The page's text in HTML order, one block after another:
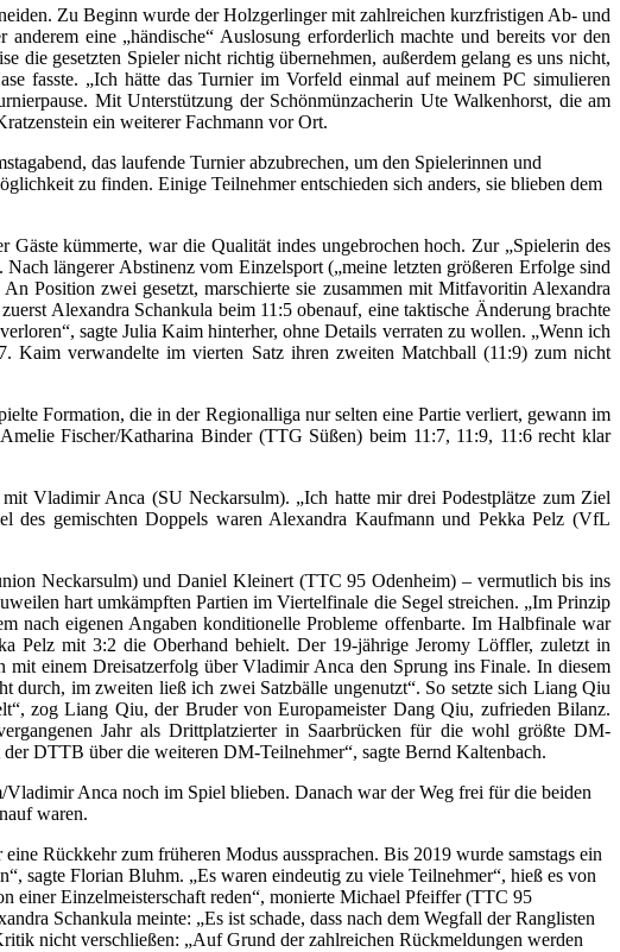
Zu Beginn wurde der Holzgerlinger mit zahlreichen kurzfristigen Ab- und
eine „händische“ Auslosung erforderlich machte und bereits vor den
die gesetzten Spieler nicht richtig übernehmen, außerdem gelang es uns nicht,
fasste. „Ich hätte das Turnier im Vorfeld einmal auf meinem PC simulieren
Mit Unterstützung der Schönmünzacherin Ute Walkenhorst, die am
ein weiterer Fachmann vor Ort.
das laufende Turnier abzubrechen, um den Spielerinnen und
zu finden. Einige Teilnehmer entschieden sich anders, sie blieben dem
kümmerte, war die Qualität indes ungebrochen hoch. Zur „Spielerin des
längerer Abstinenz vom Einzelsport („meine letzten größeren Erfolge sind
Position zwei gesetzt, marschierte sie zusammen mit Mitfavoritin Alexandra
Alexandra Schankula beim 11:5 obenauf, eine taktische Änderung brachte
sagte Julia Kaim hinterher, ohne Details verraten zu wollen. „Wenn ich
Kaim verwandelte im vierten Satz ihren zweiten Matchball (11:9) zum nicht
Formation, die in der Regionalliga nur selten eine Partie verliert, gewann im
Fischer/Katharina Binder (TTG Süßen) beim 11:7, 11:9, 11:6 recht klar
Vladimir Anca (SU Neckarsulm). „Ich hatte mir drei Podestplätze zum Ziel
des gemischten Doppels waren Alexandra Kaufmann und Pekka Pelz (VfL
Neckarsulm) und Daniel Kleinert (TTC 95 Odenheim) – vermutlich bis ins
hart umkämpften Partien im Viertelfinale die Segel streichen. „Im Prinzip
nach eigenen Angaben konditionelle Probleme offenbarte. Im Halbfinale war
Pelz mit 3:2 die Oberhand behielt. Der 19-jährige Jeromy Löffler, zuletzt in
mit einem Dreisatzerfolg über Vladimir Anca den Sprung ins Finale. In diesem
durch, im zweiten ließ ich zwei Satzbälle ungenutzt“. So setzte sich Liang Qiu
zog Liang Qiu, der Bruder von Europameister Dang Qiu, zufrieden Bilanz.
Jahr als Drittplatzierter in Saarbrücken für die wohl größte DM-
DTTB über die weiteren DM-Teilnehmer“, sagte Bernd Kaltenbach.
Anca noch im Spiel blieben. Danach war der Weg frei für die beiden
waren.
Rückkehr zum früheren Modus aussprachen. Bis 2019 wurde samstags ein
sagte Florian Bluhm. „Es waren eindeutig zu viele Teilnehmer“, hieß es von
einer Einzelmeisterschaft reden“, monierte Michael Pfeiffer (TTC 95
Schankula meinte: „Es ist schade, dass nach dem Wegfall der Ranglisten
nicht verschließen: „Auf Grund der zahlreichen Rückmeldungen werden